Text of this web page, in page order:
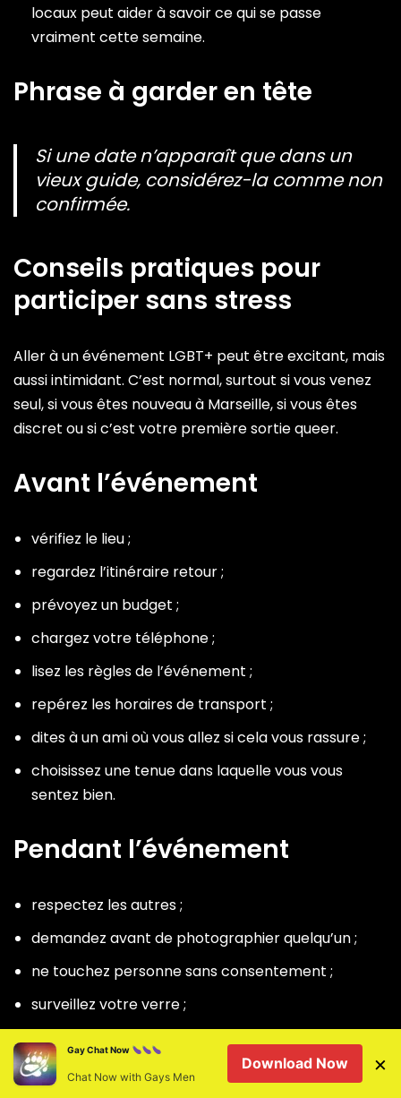
locaux peut aider à savoir ce qui se passe
vraiment cette semaine.
Phrase à garder en tête
Si une date n’apparaît que dans un
vieux guide, considérez-la comme non
confirmée.
Conseils pratiques pour
participer sans stress
Aller à un événement LGBT+ peut être excitant, mais
aussi intimidant. C’est normal, surtout si vous venez
seul, si vous êtes nouveau à Marseille, si vous êtes
discret ou si c’est votre première sortie queer.
Avant l’événement
vérifiez le lieu ;
regardez l’itinéraire retour ;
prévoyez un budget ;
chargez votre téléphone ;
lisez les règles de l’événement ;
repérez les horaires de transport ;
dites à un ami où vous allez si cela vous rassure ;
choisissez une tenue dans laquelle vous vous
sentez bien.
Pendant l’événement
respectez les autres ;
demandez avant de photographier quelqu’un ;
ne touchez personne sans consentement ;
surveillez votre verre ;
écoutez vos limites ;
partez si vous ne vous sentez pas bien ;
Gay Chat Now
Chat Now with Gays Men
Download Now ×